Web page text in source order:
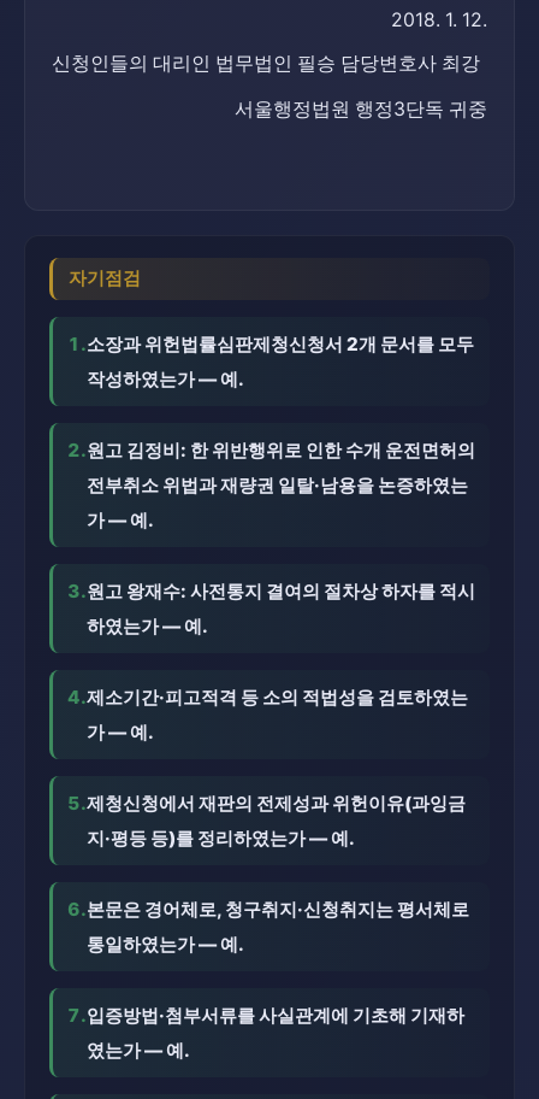
2018. 1. 12.
신청인들의 대리인 법무법인 필승 담당변호사 최강
서울행정법원 행정3단독 귀중
자기점검
1.소장과 위헌법률심판제청신청서 2개 문서를 모두
작성하였는가 — 예.
2.원고 김정비: 한 위반행위로 인한 수개 운전면허의
전부취소 위법과 재량권 일탈·남용을 논증하였는
가 — 예.
3.원고 왕재수: 사전통지 결여의 절차상 하자를 적시
하였는가 — 예.
4.제소기간·피고적격 등 소의 적법성을 검토하였는
가 — 예.
5.제청신청에서 재판의 전제성과 위헌이유(과잉금
지·평등 등)를 정리하였는가 — 예.
6.본문은 경어체로, 청구취지·신청취지는 평서체로
통일하였는가 — 예.
7.입증방법·첨부서류를 사실관계에 기초해 기재하
였는가 — 예.